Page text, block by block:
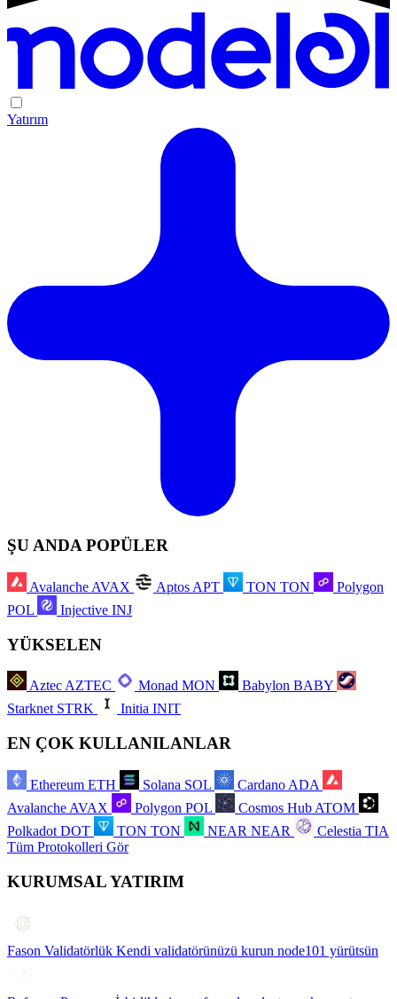
Yatırım
ŞU ANDA POPÜLER
Avalanche AVAX Aptos APT TON TON
Polygon
POL
Injective INJ
YÜKSELEN
AztecAZTEC Monad MON Babylon BABY
Starknet STRK Initia INIT
EN ÇOK KULLANILANLAR
Ethereum ETH Solana SOL Cardano ADA
Avalanche AVAX Polygon POL Cosmos Hub ATOM
Polkadot DOT TON TON NEAR NEAR Celestia TIA
Tüm Protokolleri Gör
KURUMSAL YATIRIM
Fason Validatörlük Kendi validatörünüzü kurun node101 yürütsün